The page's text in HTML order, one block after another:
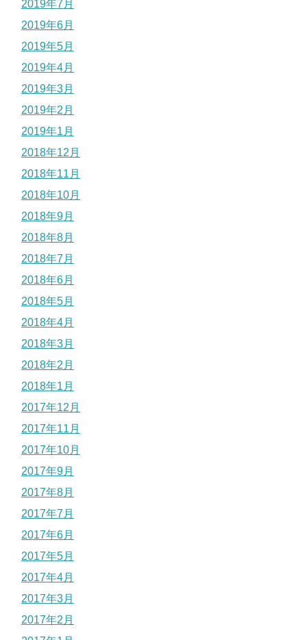
2019年7月
2019年6月
2019年5月
2019年4月
2019年3月
2019年2月
2019年1月
2018年12月
2018年11月
2018年10月
2018年9月
2018年8月
2018年7月
2018年6月
2018年5月
2018年4月
2018年3月
2018年2月
2018年1月
2017年12月
2017年11月
2017年10月
2017年9月
2017年8月
2017年7月
2017年6月
2017年5月
2017年4月
2017年3月
2017年2月